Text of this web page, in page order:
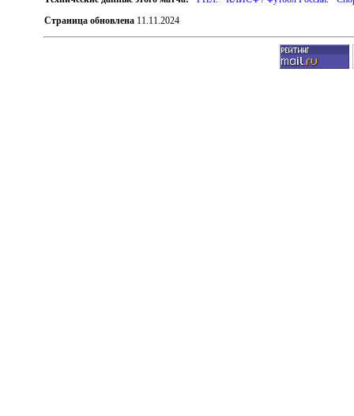
Страница обновлена 11.11.2024